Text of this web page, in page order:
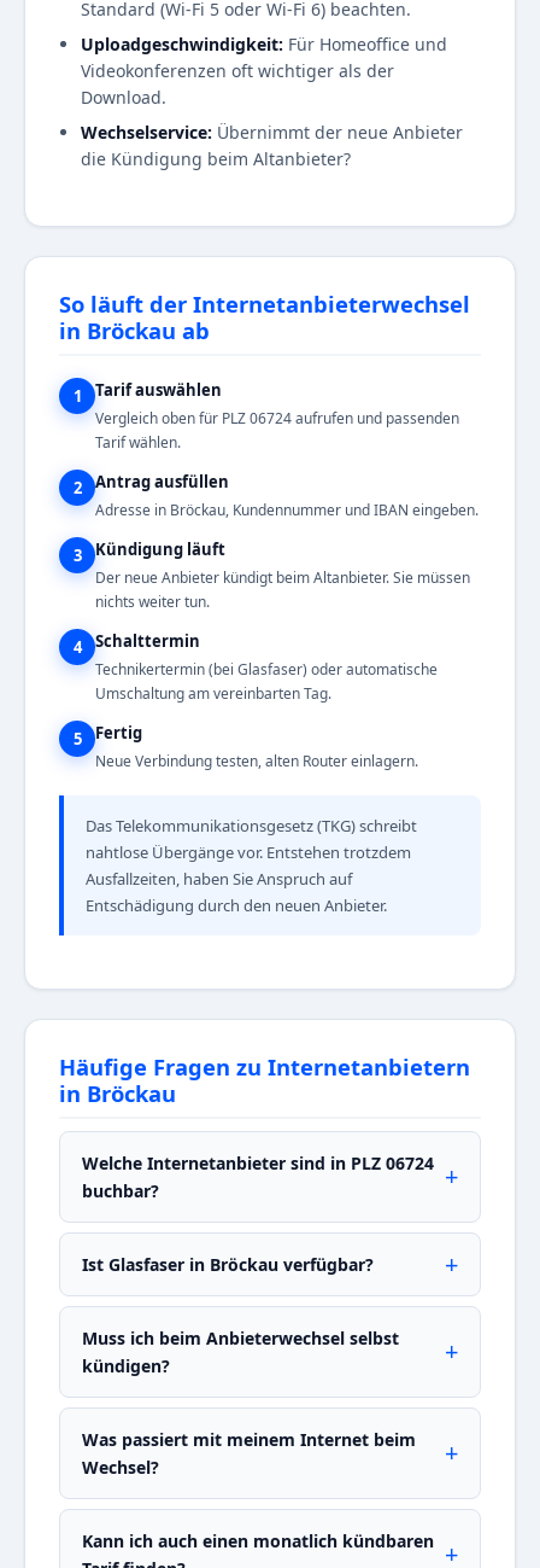
Standard (Wi-Fi 5 oder Wi-Fi 6) beachten.
Uploadgeschwindigkeit: Für Homeoffice und
Videokonferenzen oft wichtiger als der
Download.
Wechselservice: Übernimmt der neue Anbieter
die Kündigung beim Altanbieter?
So läuft der Internetanbieterwechsel
in Bröckau ab
1 Tarif auswählen
Vergleich oben für PLZ 06724 aufrufen und passenden
Tarif wählen.
2 Antrag ausfüllen
Adresse in Bröckau, Kundennummer und IBAN eingeben.
3 Kündigung läuft
Der neue Anbieter kündigt beim Altanbieter. Sie müssen
nichts weiter tun.
4 Schalttermin
Technikertermin (bei Glasfaser) oder automatische
Umschaltung am vereinbarten Tag.
5 Fertig
Neue Verbindung testen, alten Router einlagern.
Das Telekommunikationsgesetz (TKG) schreibt
nahtlose Übergänge vor. Entstehen trotzdem
Ausfallzeiten, haben Sie Anspruch auf
Entschädigung durch den neuen Anbieter.
Häufige Fragen zu Internetanbietern
in Bröckau
Welche Internetanbieter sind in PLZ 06724
buchbar?
Ist Glasfaser in Bröckau verfügbar?
Muss ich beim Anbieterwechsel selbst
kündigen?
Was passiert mit meinem Internet beim
Wechsel?
Kann ich auch einen monatlich kündbaren